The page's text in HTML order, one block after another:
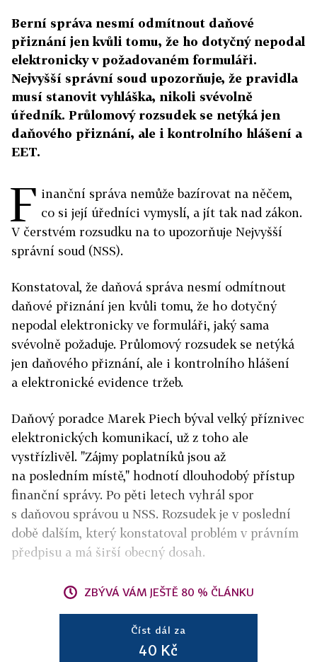
Berní správa nesmí odmítnout daňové
přiznání jen kvůli tomu, že ho dotyčný nepodal
elektronicky v požadovaném formuláři.
Nejvyšší správní soud upozorňuje, že pravidla
musí stanovit vyhláška, nikoli svévolně
úředník. Průlomový rozsudek se netýká jen
daňového přiznání, ale i kontrolního hlášení a
EET.
F inanční správa nemůže bazírovat na něčem,
co si její úředníci vymyslí, a jít tak nad zákon.
V čerstvém rozsudku na to upozorňuje Nejvyšší
správní soud (NSS).
Konstatoval, že daňová správa nesmí odmítnout
daňové přiznání jen kvůli tomu, že ho dotyčný
nepodal elektronicky ve formuláři, jaký sama
svévolně požaduje. Průlomový rozsudek se netýká
jen daňového přiznání, ale i kontrolního hlášení
a elektronické evidence tržeb.
Daňový poradce Marek Piech býval velký příznivec
elektronických komunikací, už z toho ale
vystřízlivěl. "Zájmy poplatníků jsou až
na posledním místě," hodnotí dlouhodobý přístup
finanční správy. Po pěti letech vyhrál spor
s daňovou správou u NSS. Rozsudek je v poslední
době dalším, který konstatoval problém v právním
předpisu a má širší obecný dosah.
ZBÝVÁ VÁM JEŠTĚ 80 % ČLÁNKU
Číst dál za
40 Kč